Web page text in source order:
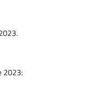
2023: